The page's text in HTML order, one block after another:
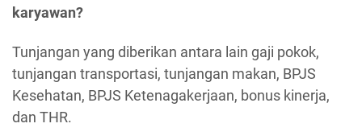
karyawan?
Tunjangan yang diberikan antara lain gaji pokok,
tunjangan transportasi, tunjangan makan, BPJS
Kesehatan, BPJS Ketenagakerjaan, bonus kinerja,
dan THR.